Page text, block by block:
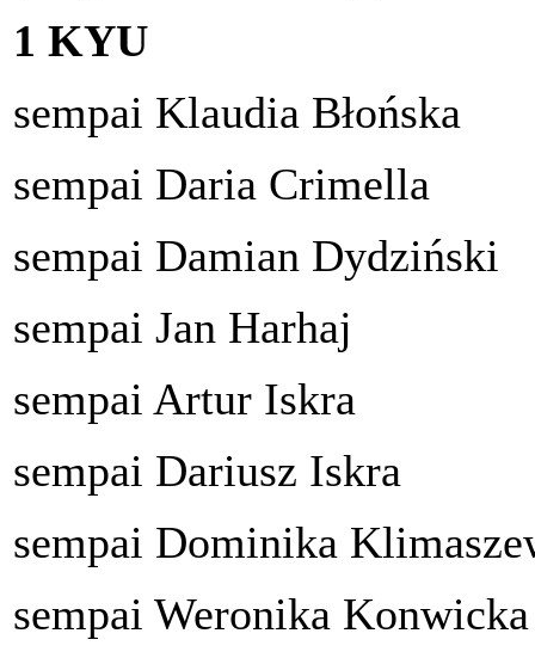
1 KYU
sempai Klaudia Błońska
sempai Daria Crimella
sempai Damian Dydziński
sempai Jan Harhaj
sempai Artur Iskra
sempai Dariusz Iskra
sempai Dominika
sempai Weronika Konwicka